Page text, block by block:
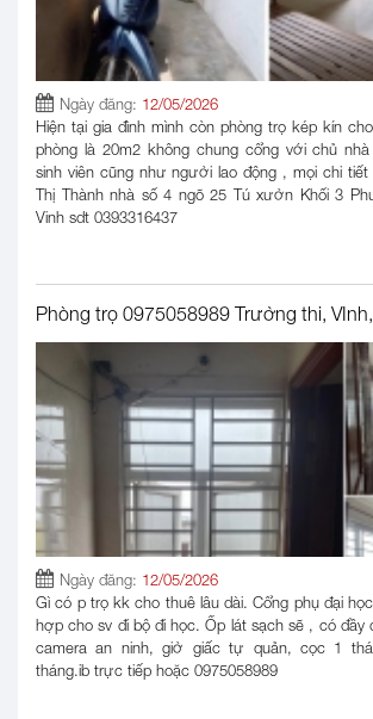
Ngày đăng: 12/05/2026
Hiện tại gia đình mình còn phòng trọ kép kín
phòng là 20m2 không chung cổng với chủ
sinh viên cũng như người lao động , mọi chi tiết
Thị Thành nhà số 4 ngõ 25 Tú xườn Khối 3
Vinh sdt 0393316437
Phòng trọ 0975058989 Trường thi,
Ngày đăng: 12/05/2026
Gì có p trọ kk cho thuê lâu dài. Cổng phụ đại
hợp cho sv đi bộ đi học. Ốp lát sạch sẽ , có đầy
camera an ninh, giờ giấc tự quản, cọc 1
tháng.ib trực tiếp hoặc 0975058989